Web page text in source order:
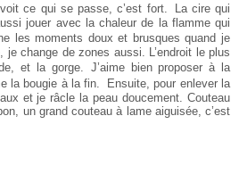
ce qui se passe, c’est fort. La cire qui
jouer avec la chaleur de la flamme qui
les moments doux et brusques quand je
change de zones aussi. L’endroit le plus
et la gorge. J’aime bien proposer à la
la bougie à la fin. Ensuite, pour enlever la
et je râcle la peau doucement. Couteau
un grand couteau à lame aiguisée, c’est